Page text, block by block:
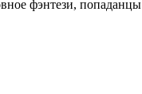
фэнтези, попаданцы